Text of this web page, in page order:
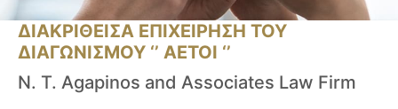
ΔΙΑΚΡΙΘΕΙΣΑ ΕΠΙΧΕΙΡΗΣΗ ΤΟΥ
ΔΙΑΓΩΝΙΣΜΟΥ ‘’ ΑΕΤΟΙ ‘’
N. T. Agapinos and Associates Law Firm